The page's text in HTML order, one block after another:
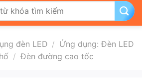
đèn LED / Ứng dụng: Đèn LED
/ Đèn đường cao tốc